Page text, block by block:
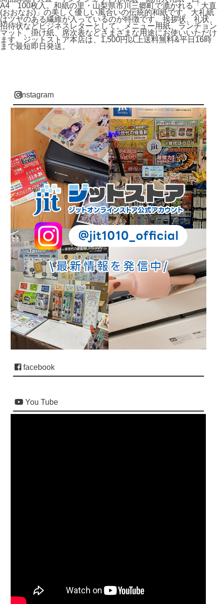
A4 100枚入。和紙の里・山梨県市川三郷町で漉かれる「大直
(おおなお)」の美しく優しい風合いの伝統的和紙です。大礼紙
はツヤのある繊維が入っているのが特徴です。挨拶状、礼状、
招待状などビジネスレターとして。メニュー用紙、ランチョン
マット、掛け紙、席次表などさまざまな用途にお使いいただけ
ます。ジットストア本店は、1,500円以上送料無料&平日16時
まで最短即日発送。
instagram
facebook
You Tube